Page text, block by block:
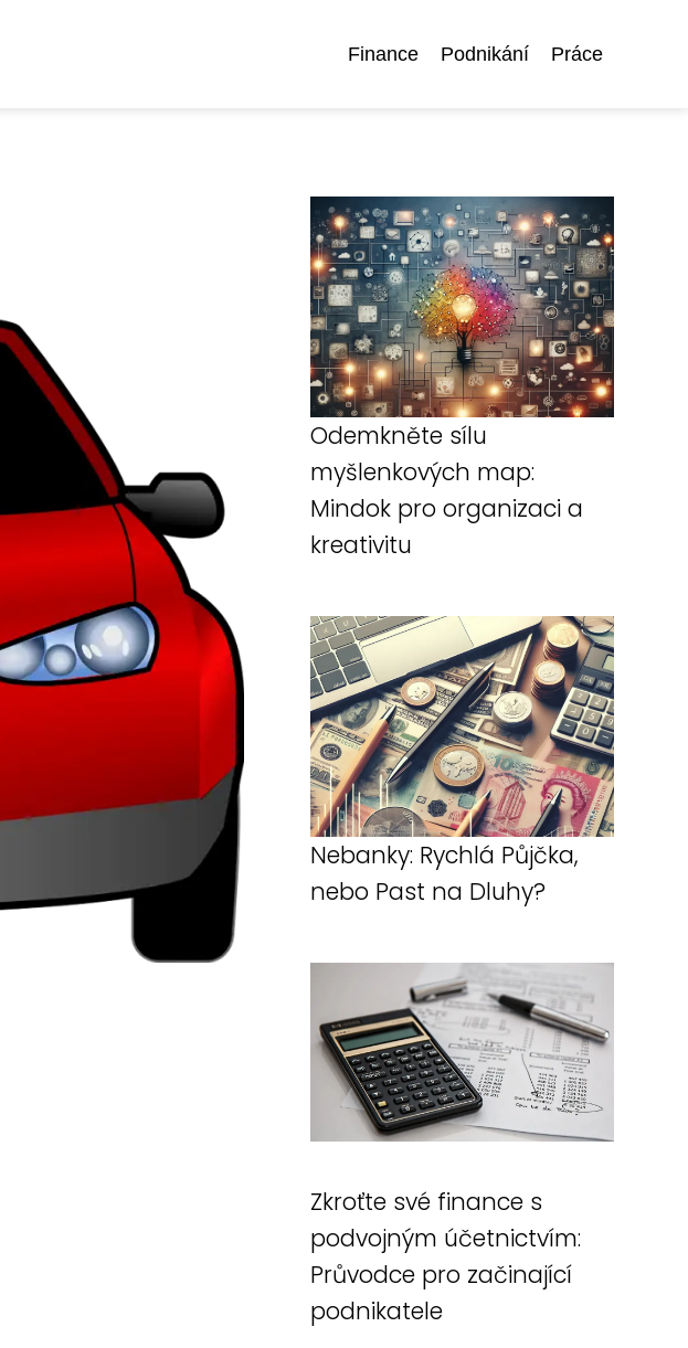
Finance Podnikání Práce
Odemkněte sílu
myšlenkových map:
Mindok pro organizaci a
kreativitu
Nebanky: Rychlá Půjčka,
nebo Past na Dluhy?
Zkroťte své finance s
podvojným účetnictvím:
Průvodce pro začinající
podnikatele